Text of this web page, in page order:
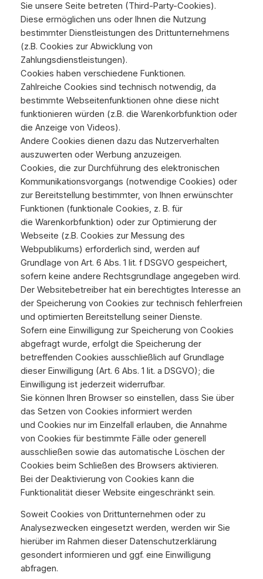
Sie unsere Seite betreten (Third-Party-Cookies).
Diese ermöglichen uns oder Ihnen die Nutzung
bestimmter Dienstleistungen des Drittunternehmens
(z.B. Cookies zur Abwicklung von
Zahlungsdienstleistungen).
Cookies haben verschiedene Funktionen.
Zahlreiche Cookies sind technisch notwendig, da
bestimmte Webseitenfunktionen ohne diese nicht
funktionieren würden (z.B. die Warenkorbfunktion oder
die Anzeige von Videos).
Andere Cookies dienen dazu das Nutzerverhalten
auszuwerten oder Werbung anzuzeigen.
Cookies, die zur Durchführung des elektronischen
Kommunikationsvorgangs (notwendige Cookies) oder
zur Bereitstellung bestimmter, von Ihnen erwünschter
Funktionen (funktionale Cookies, z. B. für
die Warenkorbfunktion) oder zur Optimierung der
Webseite (z.B. Cookies zur Messung des
Webpublikums) erforderlich sind, werden auf
Grundlage von Art. 6 Abs. 1 lit. f DSGVO gespeichert,
sofern keine andere Rechtsgrundlage angegeben wird.
Der Websitebetreiber hat ein berechtigtes Interesse an
der Speicherung von Cookies zur technisch fehlerfreien
und optimierten Bereitstellung seiner Dienste.
Sofern eine Einwilligung zur Speicherung von Cookies
abgefragt wurde, erfolgt die Speicherung der
betreffenden Cookies ausschließlich auf Grundlage
dieser Einwilligung (Art. 6 Abs. 1 lit. a DSGVO); die
Einwilligung ist jederzeit widerrufbar.
Sie können Ihren Browser so einstellen, dass Sie über
das Setzen von Cookies informiert werden
und Cookies nur im Einzelfall erlauben, die Annahme
von Cookies für bestimmte Fälle oder generell
ausschließen sowie das automatische Löschen der
Cookies beim Schließen des Browsers aktivieren.
Bei der Deaktivierung von Cookies kann die
Funktionalität dieser Website eingeschränkt sein.
Soweit Cookies von Drittunternehmen oder zu
Analysezwecken eingesetzt werden, werden wir Sie
hierüber im Rahmen dieser Datenschutzerklärung
gesondert informieren und ggf. eine Einwilligung
abfragen.